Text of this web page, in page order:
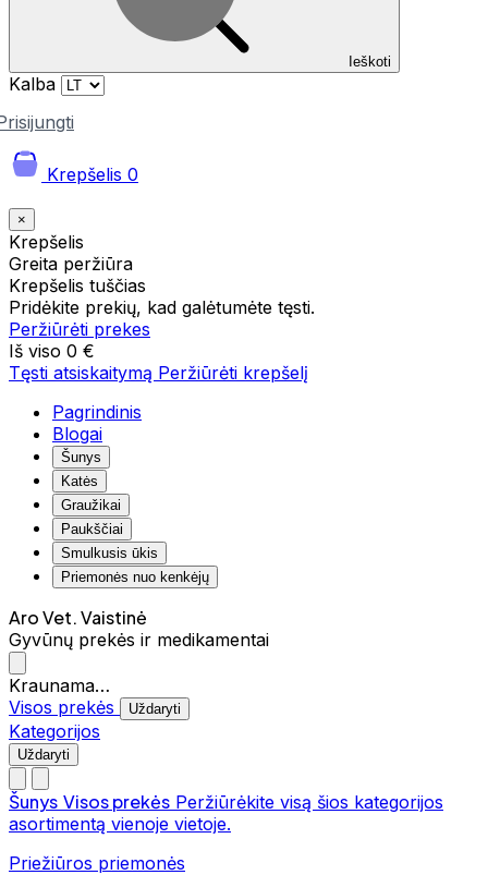
Ieškoti
Kalba
Krepšelis 0
×
Krepšelis
Greita peržiūra
Krepšelis tuščias
Pridėkite prekių, kad galėtumėte tęsti.
Peržiūrėti prekes
Iš viso 0 €
Tęsti atsiskaitymą Peržiūrėti krepšelį
Pagrindinis
Blogai
Šunys
Katės
Graužikai
Paukščiai
Smulkusis ūkis
Priemonės nuo kenkėjų
Aro Vet. Vaistinė
Gyvūnų prekės ir medikamentai
Kraunama…
Visos prekės
Uždaryti
Kategorijos
Uždaryti
Šunys Visos prekės Peržiūrėkite visą šios kategorijos
asortimentą vienoje vietoje.
Priežiūros priemonės